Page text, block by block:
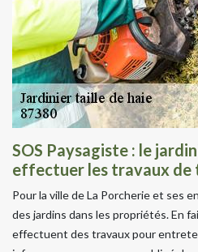
SOS Paysagiste : le
effectuer les travaux de
Pour la ville de La Porcherie et ses
des jardins dans les propriétés. En
effectuent des travaux pour